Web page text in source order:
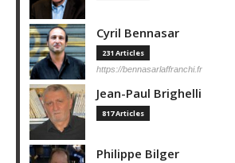
Cyril Bennasar
231 Articles
https://bennasarlaffranchi.fr
Jean-Paul Brighelli
817 Articles
Philippe Bilger